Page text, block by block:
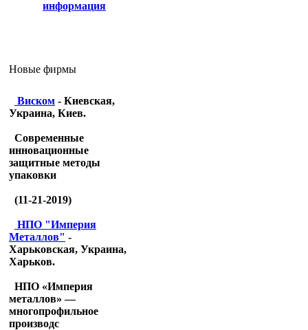
информация
Новые фирмы
Виском - Киевская,
Украина, Киев.
Современные
инновационные
защитные методы
упаковки
(11-21-2019)
НПО "Империя
Металлов" -
Харьковская, Украина,
Харьков.
НПО «Империя
металлов» —
многопрофильное
производс